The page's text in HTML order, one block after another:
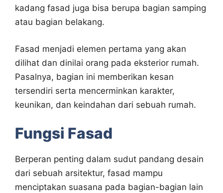
kadang fasad juga bisa berupa bagian samping
atau bagian belakang.
Fasad menjadi elemen pertama yang akan
dilihat dan dinilai orang pada eksterior rumah.
Pasalnya, bagian ini memberikan kesan
tersendiri serta mencerminkan karakter,
keunikan, dan keindahan dari sebuah rumah.
Fungsi Fasad
Berperan penting dalam sudut pandang desain
dari sebuah arsitektur, fasad mampu
menciptakan suasana pada bagian-bagian lain